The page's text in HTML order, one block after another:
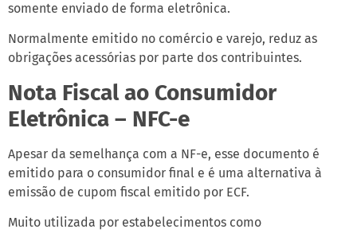
somente enviado de forma eletrônica.
Normalmente emitido no comércio e varejo, reduz as
obrigações acessórias por parte dos contribuintes.
Nota Fiscal ao Consumidor
Eletrônica – NFC-e
Apesar da semelhança com a NF-e, esse documento é
emitido para o consumidor final e é uma alternativa à
emissão de cupom fiscal emitido por ECF.
Muito utilizada por estabelecimentos como